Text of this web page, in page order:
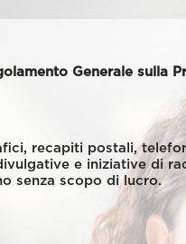
Generale sulla
recapiti postali,
e iniziative di
senza scopo di lucro.